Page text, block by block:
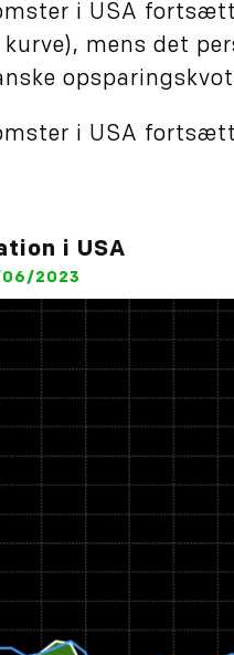
i USA
mens det
i USA
i USA
06/2023